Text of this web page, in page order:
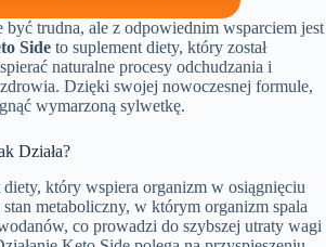
być trudna, ale z odpowiednim wsparciem jest
Side to suplement diety, który został
naturalne procesy odchudzania i
Dzięki swojej nowoczesnej formule,
wymarzoną sylwetkę.
Działa?
który wspiera organizm w osiągnięciu
metaboliczny, w którym organizm spala
co prowadzi do szybszej utraty wagi